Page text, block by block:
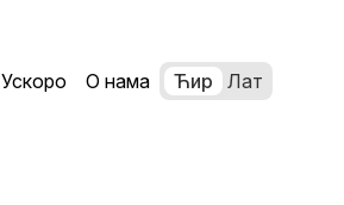
Ускоро О нама Ћир Лат